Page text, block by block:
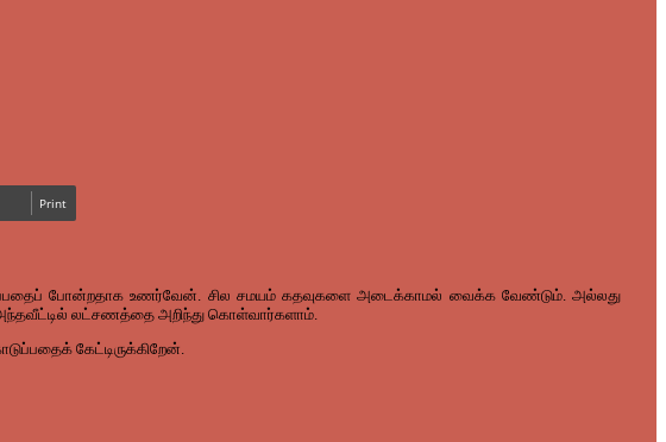
Print
போன்றதாக உணர்வேன். சில சமயம் கதவுகளை அடைக்காமல் வைக்க வேண்டும். அல்லது
அந்தவீட்டில் லட்சணத்தை அறிந்து கொள்வார்களாம்.
கேட்டிருக்கிறேன்.